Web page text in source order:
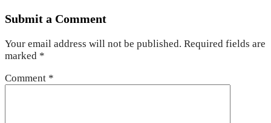
Submit a Comment
Your email address will not be published. Required fields are
marked *
Comment *